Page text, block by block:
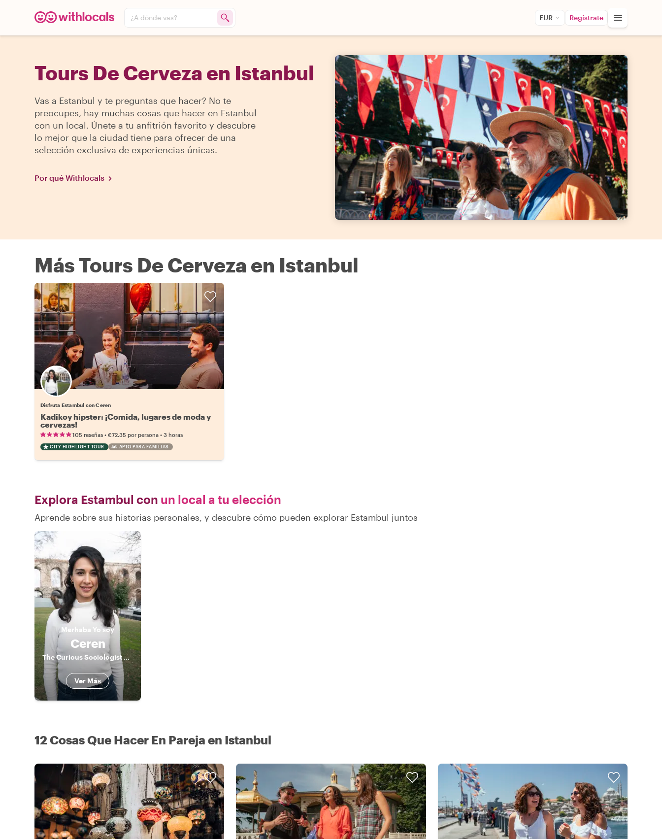
¿A dónde vas? EUR Regístrate
Tours De Cerveza en Istanbul
Vas a Estanbul y te preguntas que hacer? No te
preocupes, hay muchas cosas que hacer en Estanbul
con un local. Únete a tu anfitrión favorito y descubre
lo mejor que la ciudad tiene para ofrecer de una
selección exclusiva de experiencias únicas.
Por qué Withlocals
Más Tours De Cerveza en Istanbul
Disfruta Estambul con Ceren
Kadikoy hipster: ¡Comida, lugares de moda y
cervezas!
105 reseñas • €72.35 por persona • 3 horas
CITY HIGHLIGHT TOUR APTO PARA FAMILIAS
Explora Estambul con un local a tu elección
Aprende sobre sus historias personales, y descubre cómo pueden explorar Estambul juntos
Merhaba Yo soy
Ceren
The Curious Sociologist & Actor
Ver Más
12 Cosas Que Hacer En Pareja en Istanbul